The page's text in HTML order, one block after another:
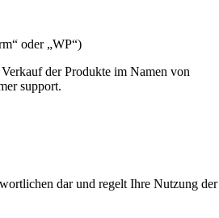
oder „WP“)
der Produkte im Namen von
support.
dar und regelt Ihre Nutzung der